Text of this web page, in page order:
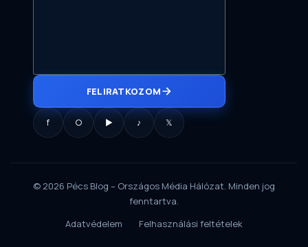
FELIRATKOZOM
f ○ ▶ ♪ 𝕏
© 2026 Pécs Blog – Országos Média Hálózat. Minden jog
fenntartva.
Adatvédelem
Felhasználási feltételek